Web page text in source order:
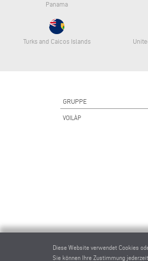
Panama
Turks and Caicos Islands
GRUPPE
VOILÀP
Diese Website verwendet Cookies
Sie können Ihre Zustimmung